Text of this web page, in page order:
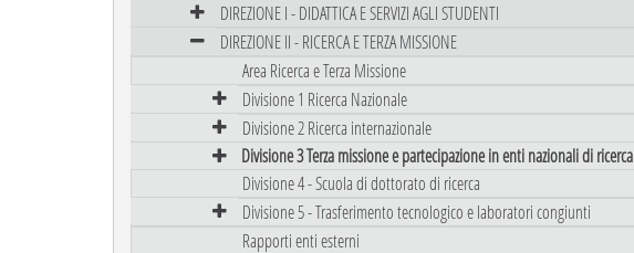
DIREZIONE I - DIDATTICA E SERVIZI AGLI STUDENTI
DIREZIONE II - RICERCA E TERZA MISSIONE
Area Ricerca e Terza Missione
Divisione 1 Ricerca Nazionale
Divisione 2 Ricerca internazionale
Divisione 3 Terza missione e partecipazione in enti nazionali di ricerca
Divisione 4 - Scuola di dottorato di ricerca
Divisione 5 - Trasferimento tecnologico e laboratori congiunti
Rapporti enti esterni